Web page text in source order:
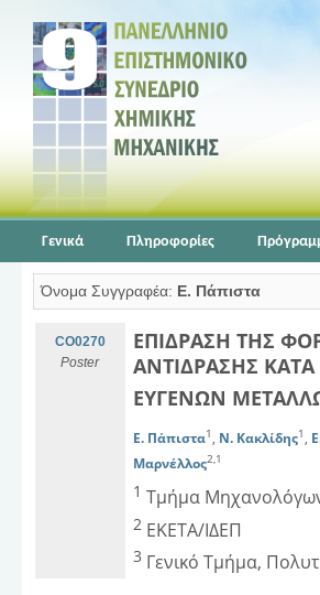
Γενικά Πληροφορίες
Όνομα Συγγραφέα: E. Πάπιστα
CO0270
Poster
ΕΠΙΔΡΑΣΗ ΤΗΣ
ΑΝΤΙΔΡΑΣΗΣ
ΕΥΓΕΝΩΝ
E. Πάπιστα1 , Ν. Κακλίδης1 ,
Μαρνέλλος2,1
1 Τμήμα
2 ΕΚΕΤΑ/ΙΔΕΠ
3 Γενικό Τμήμα,